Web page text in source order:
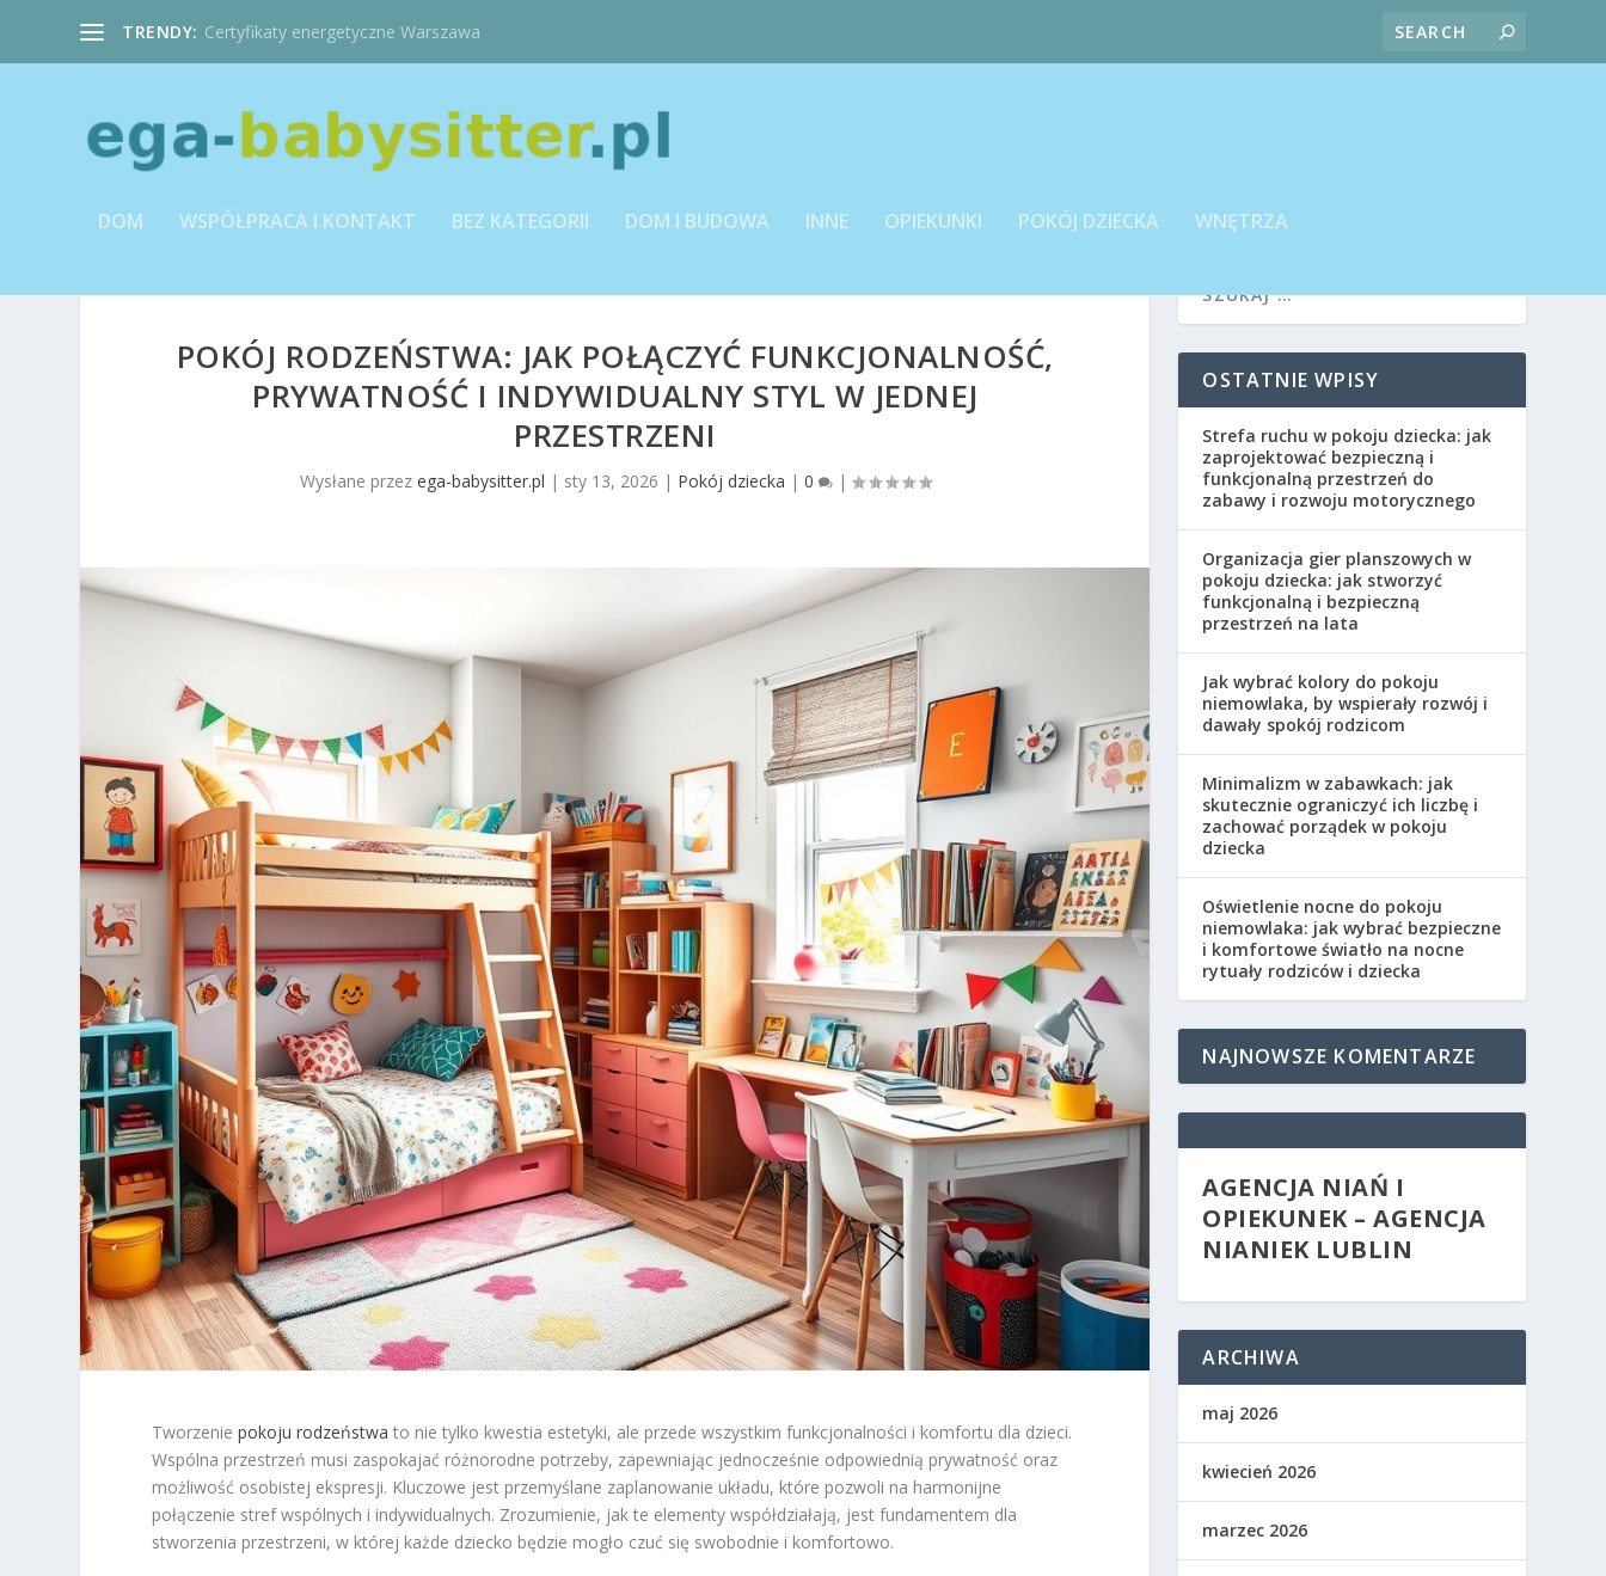
TRENDY: Certyfikaty energetyczne Warszawa
DOM WSPÓŁPRACA I KONTAKT BEZ KATEGORII DOM I BUDOWA INNE OPIEKUNKI POKÓJ DZIECKA WNĘTRZA
POKÓJ RODZEŃSTWA: JAK POŁĄCZYĆ FUNKCJONALNOŚĆ,
PRYWATNOŚĆ I INDYWIDUALNY STYL W JEDNEJ
PRZESTRZENI
Wysłane przez ega-babysitter.pl | sty 13, 2026 | Pokój dziecka | 0 |
Tworzeniepokoju rodzeństwa to nie tylko kwestia estetyki, ale przede wszystkim funkcjonalności i komfortu dla dzieci.
Wspólna przestrzeń musi zaspokajać różnorodne potrzeby, zapewniając jednocześnie odpowiednią prywatność oraz
możliwość osobistej ekspresji. Kluczowe jest przemyślane zaplanowanie układu, które pozwoli na harmonijne
połączenie stref wspólnych i indywidualnych. Zrozumienie, jak te elementy współdziałają, jest fundamentem dla
stworzenia przestrzeni, w której każde dziecko będzie mogło czuć się swobodnie i komfortowo.
OSTATNIE WPISY
Strefa ruchu w pokoju dziecka: jak
zaprojektować bezpieczną i
funkcjonalną przestrzeń do
zabawy i rozwoju motorycznego
Organizacja gier planszowych w
pokoju dziecka: jak stworzyć
funkcjonalną i bezpieczną
przestrzeń na lata
Jak wybrać kolory do pokoju
niemowlaka, by wspierały rozwój i
dawały spokój rodzicom
Minimalizm w zabawkach: jak
skutecznie ograniczyć ich liczbę i
zachować porządek w pokoju
dziecka
Oświetlenie nocne do pokoju
niemowlaka: jak wybrać bezpieczne
i komfortowe światło na nocne
rytuały rodziców i dziecka
NAJNOWSZE KOMENTARZE
AGENCJA NIAŃ I
OPIEKUNEK – AGENCJA
NIANIEK LUBLIN
ARCHIWA
maj 2026
kwiecień 2026
marzec 2026